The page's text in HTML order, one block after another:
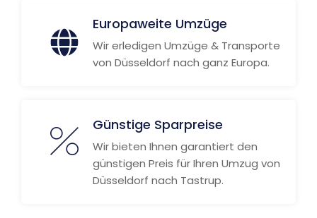
Europaweite Umzüge
Wir erledigen Umzüge & Transporte
von Düsseldorf nach ganz Europa.
Günstige Sparpreise
Wir bieten Ihnen garantiert den
günstigen Preis für Ihren Umzug von
Düsseldorf nach Tastrup.